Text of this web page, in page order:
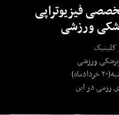
فیزیوتراپی
ورزشی
ورزشی
خدمات دریافت می‌کنند. در این رابطه امروز چهارشنبه(۲۰ خردادماه)
رزمی در این